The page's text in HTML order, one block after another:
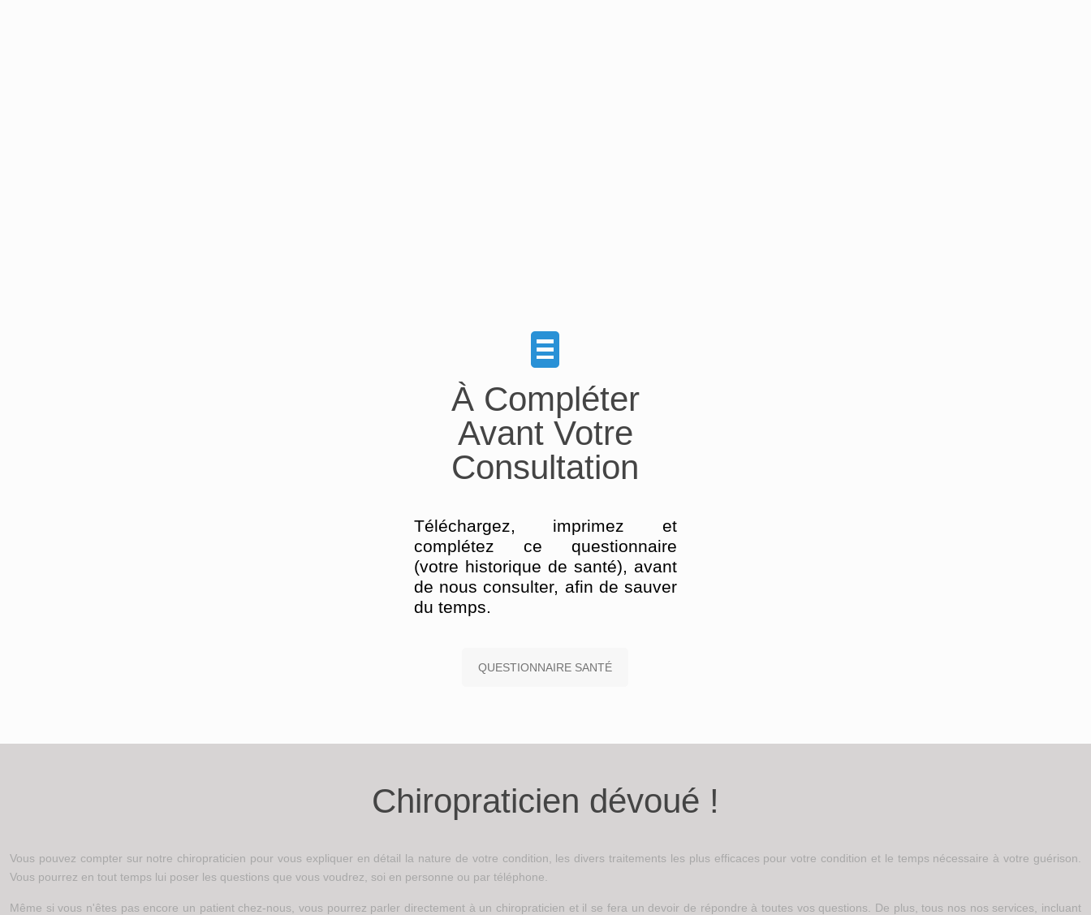
À Compléter
Avant Votre
Consultation
Téléchargez, imprimez et
complétez ce questionnaire
(votre historique de santé), avant
de nous consulter, afin de sauver
du temps.
QUESTIONNAIRE SANTÉ
Chiropraticien dévoué !
Vous pouvez compter sur notre chiropraticien pour vous expliquer en détail la nature de votre condition, les divers traitements les plus efficaces pour votre condition et le temps nécessaire à votre guérison.
Vous pourrez en tout temps lui poser les questions que vous voudrez, soi en personne ou par téléphone.
Même si vous n'êtes pas encore un patient chez-nous, vous pourrez parler directement à un chiropraticien et il se fera un devoir de répondre à toutes vos questions. De plus, tous nos nos services, incluant